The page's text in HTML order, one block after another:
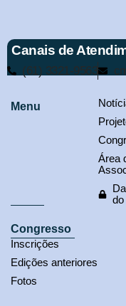
Canais de
(61) 3321-9563
Menu
Área
do
Congresso
Inscrições
Edições anteriores
Fotos